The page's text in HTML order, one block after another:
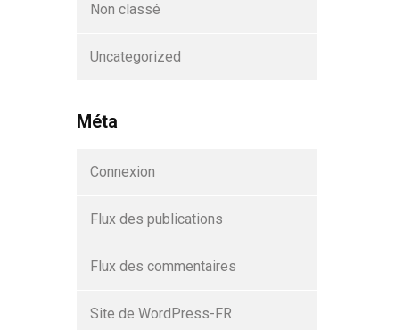
Non classé
Uncategorized
Méta
Connexion
Flux des publications
Flux des commentaires
Site de WordPress-FR